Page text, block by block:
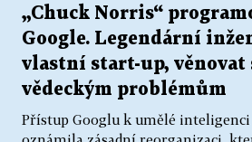
„Chuck Norris“
Google. Legendární
vlastní start-up, věnovat
vědeckým problémům
Přístup Googlu k umělé